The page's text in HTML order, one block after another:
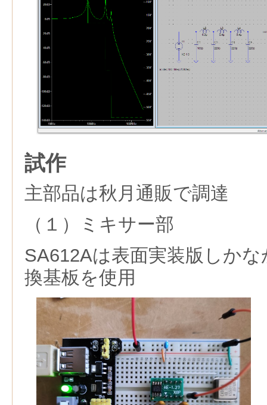
試作
主部品は秋月通販で調達
（１）ミキサー部
SA612Aは表面実装版しか
換基板を使用